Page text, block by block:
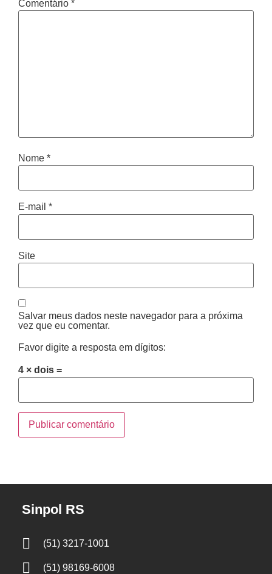
Comentário *
Nome *
E-mail *
Site
Salvar meus dados neste navegador para a próxima
vez que eu comentar.
Favor digite a resposta em dígitos:
4 × dois =
Sinpol RS
(51) 3217-1001
(51) 98169-6008